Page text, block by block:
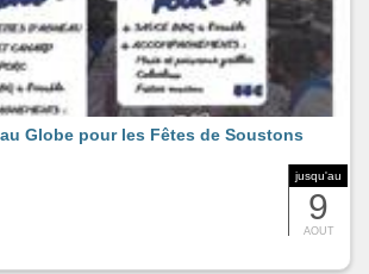
jusqu'au
9
AOUT
Globe pour les Fêtes de Soustons